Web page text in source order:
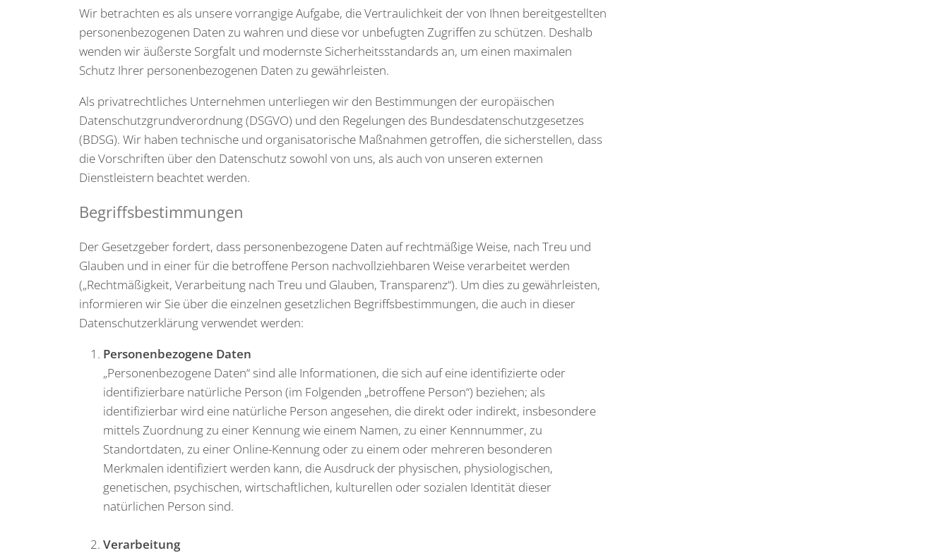
Wir betrachten es als unsere vorrangige Aufgabe, die Vertraulichkeit der von Ihnen bereitgestellten
personenbezogenen Daten zu wahren und diese vor unbefugten Zugriffen zu schützen. Deshalb
wenden wir äußerste Sorgfalt und modernste Sicherheitsstandards an, um einen maximalen
Schutz Ihrer personenbezogenen Daten zu gewährleisten.
Als privatrechtliches Unternehmen unterliegen wir den Bestimmungen der europäischen
Datenschutzgrundverordnung (DSGVO) und den Regelungen des Bundesdatenschutzgesetzes
(BDSG). Wir haben technische und organisatorische Maßnahmen getroffen, die sicherstellen, dass
die Vorschriften über den Datenschutz sowohl von uns, als auch von unseren externen
Dienstleistern beachtet werden.
Begriffsbestimmungen
Der Gesetzgeber fordert, dass personenbezogene Daten auf rechtmäßige Weise, nach Treu und
Glauben und in einer für die betroffene Person nachvollziehbaren Weise verarbeitet werden
(„Rechtmäßigkeit, Verarbeitung nach Treu und Glauben, Transparenz“). Um dies zu gewährleisten,
informieren wir Sie über die einzelnen gesetzlichen Begriffsbestimmungen, die auch in dieser
Datenschutzerklärung verwendet werden:
Personenbezogene Daten
„Personenbezogene Daten“ sind alle Informationen, die sich auf eine identifizierte oder
identifizierbare natürliche Person (im Folgenden „betroffene Person“) beziehen; als
identifizierbar wird eine natürliche Person angesehen, die direkt oder indirekt, insbesondere
mittels Zuordnung zu einer Kennung wie einem Namen, zu einer Kennnummer, zu
Standortdaten, zu einer Online-Kennung oder zu einem oder mehreren besonderen
Merkmalen identifiziert werden kann, die Ausdruck der physischen, physiologischen,
genetischen, psychischen, wirtschaftlichen, kulturellen oder sozialen Identität dieser
natürlichen Person sind.
Verarbeitung